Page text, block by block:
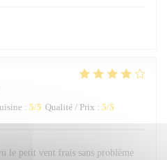
: 5/5 Qualité / Prix : 5/5
le petit vent frais sans problème